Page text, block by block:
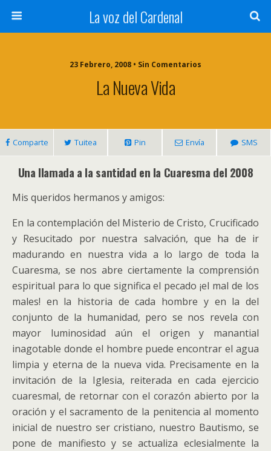
La voz del Cardenal
23 Febrero, 2008 • Sin Comentarios
La Nueva Vida
Comparte Tuitea Pin Envía SMS
Una llamada a la santidad en la Cuaresma del 2008
Mis queridos hermanos y amigos:
En la contemplación del Misterio de Cristo, Crucificado
y Resucitado por nuestra salvación, que ha de ir
madurando en nuestra vida a lo largo de toda la
Cuaresma, se nos abre ciertamente la comprensión
espiritual para lo que significa el pecado ¡el mal de los
males! en la historia de cada hombre y en la del
conjunto de la humanidad, pero se nos revela con
mayor luminosidad aún el origen y manantial
inagotable donde el hombre puede encontrar el agua
limpia y eterna de la nueva vida. Precisamente en la
invitación de la Iglesia, reiterada en cada ejercicio
cuaresmal, de retornar con el corazón abierto por la
oración y el sacramento de la penitencia al momento
inicial de nuestro ser cristiano, nuestro Bautismo, se
pone de manifiesto y se actualiza eclesialmente la